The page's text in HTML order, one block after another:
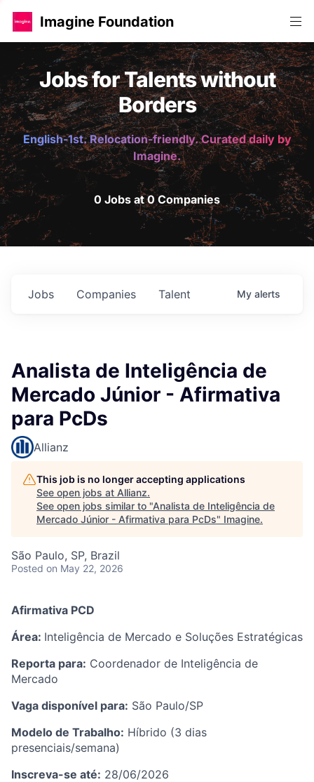
Imagine Foundation
Jobs for Talents without
Borders
English-1st. Relocation-friendly. Curated daily by
Imagine.
0 Jobs at 0 Companies
Jobs Companies Talent My alerts
Analista de Inteligência de
Mercado Júnior - Afirmativa
para PcDs
Allianz
This job is no longer accepting applications
See open jobs at Allianz.
See open jobs similar to "Analista de Inteligência de
Mercado Júnior - Afirmativa para PcDs" Imagine.
São Paulo, SP, Brazil
Posted on May 22, 2026
Afirmativa PCD
Área: Inteligência de Mercado e Soluções Estratégicas
Reporta para: Coordenador de Inteligência de
Mercado
Vaga disponível para: São Paulo/SP
Modelo de Trabalho: Híbrido (3 dias
presenciais/semana)
Inscreva-se até: 28/06/2026